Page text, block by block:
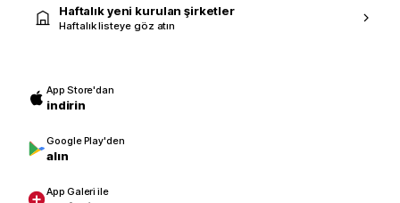
Haftalık yeni kurulan şirketler
Haftalık listeye göz atın
App Store'dan
indirin
Google Play'den
alın
App Galeri ile